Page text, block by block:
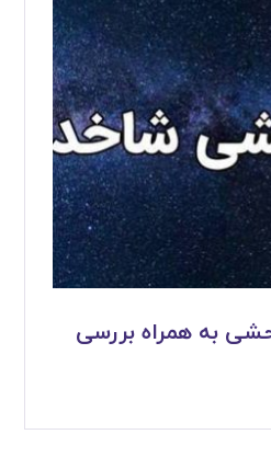
به همراه بررسی